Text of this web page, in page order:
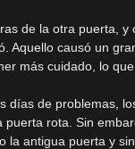
de la otra puerta,
Aquello causó un
más cuidado, lo
días de problemas,
puerta rota. Sin
la antigua puerta y